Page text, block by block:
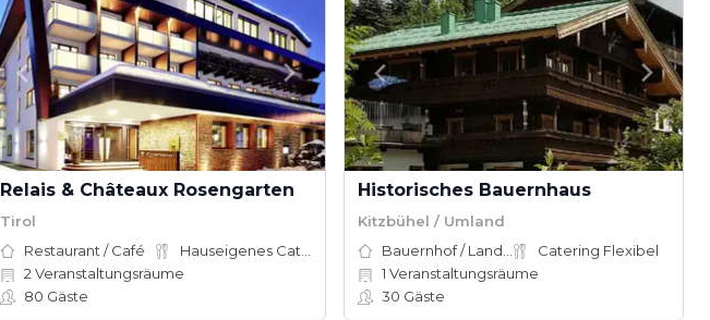
Relais & Châteaux Rosengarten
Tirol
Restaurant / Café
2 Veranstaltungsräume
80 Gäste
Historisches Bauernhaus
Kitzbühel / Umland
Catering Flexibel
1 Veranstaltungsräume
30 Gäste